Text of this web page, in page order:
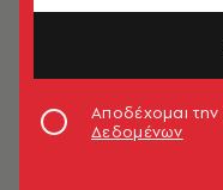
Αποδέχομαι την
Δεδομένων